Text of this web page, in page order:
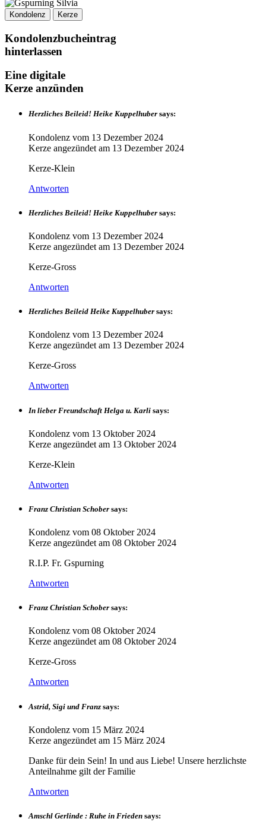
Kondolenz Kerze
Kondolenzbucheintrag
hinterlassen
Eine digitale
Kerze anzünden
Herzliches Beileid! Heike Kuppelhuber says:
Kondolenz vom 13 Dezember 2024
Kerze angezündet am 13 Dezember 2024
Kerze-Klein
Antworten
Herzliches Beileid! Heike Kuppelhuber says:
Kondolenz vom 13 Dezember 2024
Kerze angezündet am 13 Dezember 2024
Kerze-Gross
Antworten
Herzliches Beileid Heike Kuppelhuber says:
Kondolenz vom 13 Dezember 2024
Kerze angezündet am 13 Dezember 2024
Kerze-Gross
Antworten
In lieber Freundschaft Helga u. Karli says:
Kondolenz vom 13 Oktober 2024
Kerze angezündet am 13 Oktober 2024
Kerze-Klein
Antworten
Franz Christian Schober says:
Kondolenz vom 08 Oktober 2024
Kerze angezündet am 08 Oktober 2024
R.I.P. Fr. Gspurning
Antworten
Franz Christian Schober says:
Kondolenz vom 08 Oktober 2024
Kerze angezündet am 08 Oktober 2024
Kerze-Gross
Antworten
Astrid, Sigi und Franz says:
Kondolenz vom 15 März 2024
Kerze angezündet am 15 März 2024
Danke für dein Sein! In und aus Liebe! Unsere herzlichste
Anteilnahme gilt der Familie
Antworten
Amschl Gerlinde : Ruhe in Frieden says: